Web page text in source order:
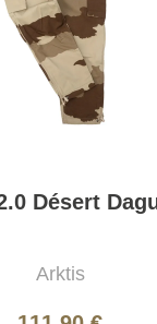
Désert
Arktis